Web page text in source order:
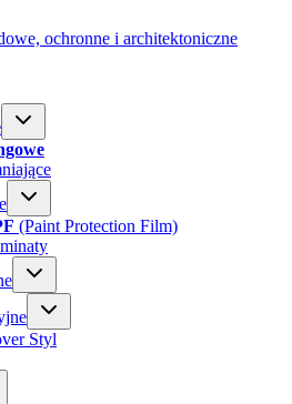
(Paint Protection Film)
Styl